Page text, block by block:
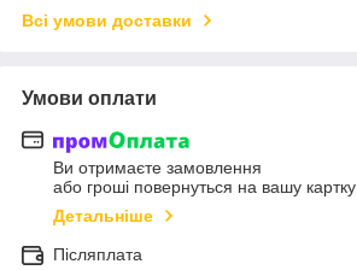
Всі умови доставки
Умови оплати
Ви отримаєте замовлення
або гроші повернуться на вашу картку
Детальніше
Післяплата